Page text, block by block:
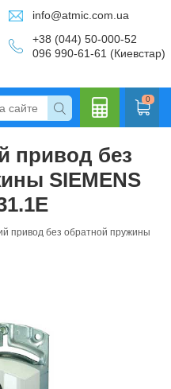
info@atmic.com.ua
+38 (044) 50-000-52
096 990-61-61 (Киевстар)
0
Кальку
привод без
SIEMENS
привод без обратной пружины